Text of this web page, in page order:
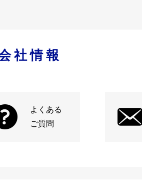
社情報
よくある
ご質問